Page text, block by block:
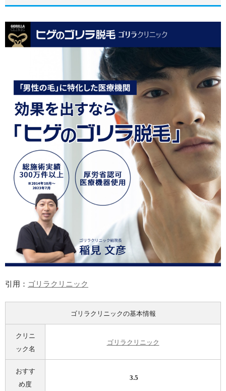
引用： ゴリラクリニック
ゴリラクリニックの基本情報
クリニ
ック名
ゴリラクリニック
おすす
め度
3.5